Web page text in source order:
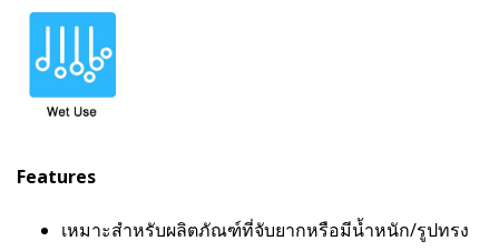
Features
เหมาะสำหรับผลิตภัณฑ์ที่จับยากหรือมีน้ำหนัก/รูปทรง